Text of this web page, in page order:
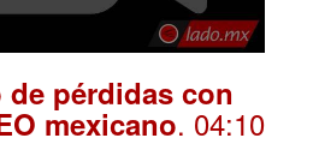
pérdidas con
mexicano. 04:10